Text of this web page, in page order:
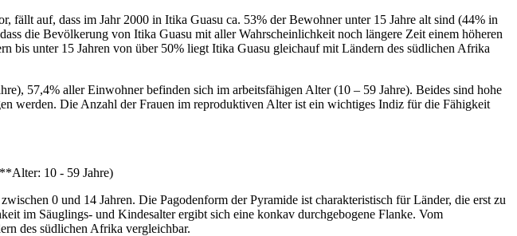
fällt auf, dass im Jahr 2000 in Itika Guasu ca. 53% der Bewohner unter 15 Jahre alt sind (44% in
die Bevölkerung von Itika Guasu mit aller Wahrscheinlichkeit noch längere Zeit einem höheren
bis unter 15 Jahren von über 50% liegt Itika Guasu gleichauf mit Ländern des südlichen Afrika
57,4% aller Einwohner befinden sich im arbeitsfähigen Alter (10 – 59 Jahre). Beides sind hohe
werden. Die Anzahl der Frauen im reproduktiven Alter ist ein wichtiges Indiz für die Fähigkeit
10 - 59 Jahre)
0 und 14 Jahren. Die Pagodenform der Pyramide ist charakteristisch für Länder, die erst zu
im Säuglings- und Kindesalter ergibt sich eine konkav durchgebogene Flanke. Vom
des südlichen Afrika vergleichbar.